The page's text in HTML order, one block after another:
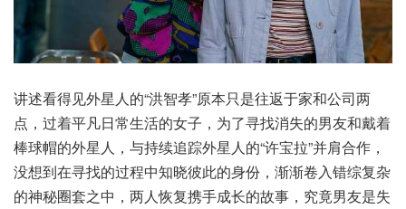
讲述看得见外星人的“洪智孝”原本只是往返于家和公司两
点，过着平凡日常生活的女子，为了寻找消失的男友和戴着
棒球帽的外星人，与持续追踪外星人的“许宝拉”并肩合作，
没想到在寻找的过程中知晓彼此的身份，渐渐卷入错综复杂
的神秘圈套之中，两人恢复携手成长的故事，究竟男友是失